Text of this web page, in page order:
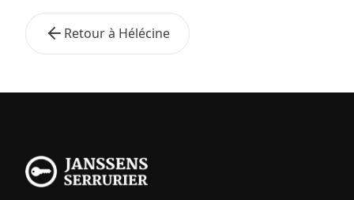
Retour à Hélécine